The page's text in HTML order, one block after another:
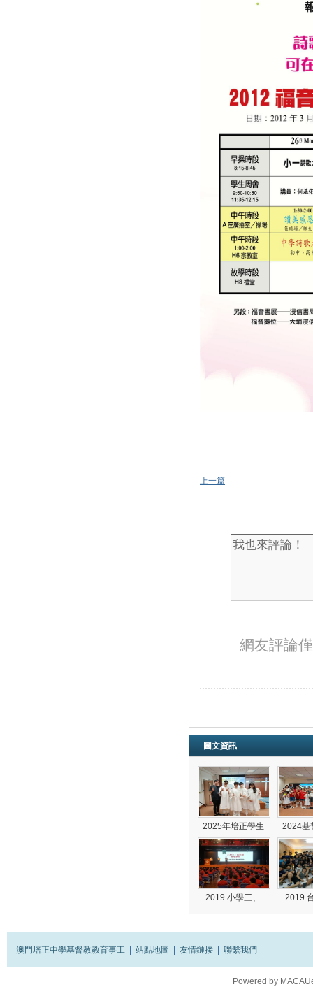
上一篇
網友評論
圖文資訊
2025年培正學生 2024基
2019 小學三、 2019
澳門培正中學基督教教育事工 | 站點地圖 | 友情鏈接 | 聯繫我們
Powered by